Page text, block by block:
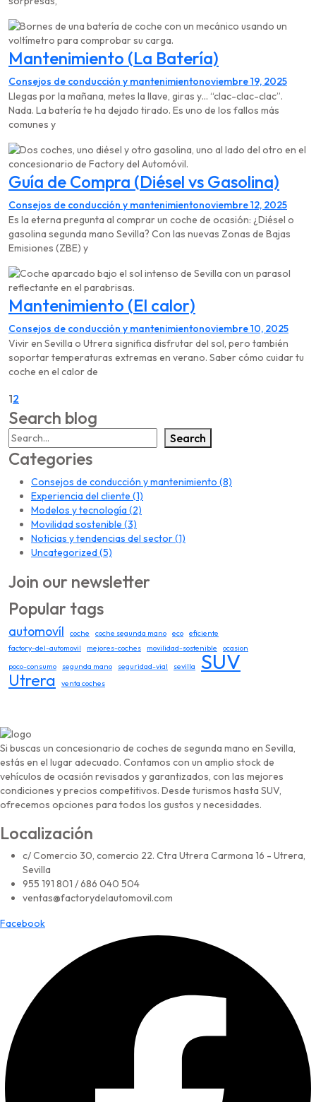
Mantenimiento (La Batería)
Consejos de conducción y mantenimientonoviembre 19, 2025
Llegas por la mañana, metes la llave, giras y… “clac-clac-clac”.
Nada. La batería te ha dejado tirado. Es uno de los fallos más
comunes y
Guía de Compra (Diésel vs Gasolina)
Consejos de conducción y mantenimientonoviembre 12, 2025
Es la eterna pregunta al comprar un coche de ocasión: ¿Diésel o
gasolina segunda mano Sevilla? Con las nuevas Zonas de Bajas
Emisiones (ZBE) y
Mantenimiento (El calor)
Consejos de conducción y mantenimientonoviembre 10, 2025
Vivir en Sevilla o Utrera significa disfrutar del sol, pero también
soportar temperaturas extremas en verano. Saber cómo cuidar tu
coche en el calor de
12
Search blog
Search
Categories
Consejos de conducción y mantenimiento (8)
Experiencia del cliente (1)
Modelos y tecnología(2)
Movilidad sostenible (3)
Noticias y tendencias del sector(1)
Uncategorized(5)
Join our newsletter
Popular tags
automovíl coche coche segunda mano eco eficiente
factory-del-automovil
mejores-coches movilidad-sostenible
ocasion
poco-consumo
segunda mano seguridad-vial sevilla SUV
Utrera venta coches
Si buscas un concesionario de coches de segunda mano en Sevilla,
estás en el lugar adecuado. Contamos con un amplio stock de
vehículos de ocasión revisados y garantizados, con las mejores
condiciones y precios competitivos. Desde turismos hasta SUV,
ofrecemos opciones para todos los gustos y necesidades.
Localización
c/ Comercio 30, comercio 22. Ctra Utrera Carmona 16 - Utrera,
Sevilla
955 191 801 / 686 040 504
ventas@factorydelautomovil.com
Facebook